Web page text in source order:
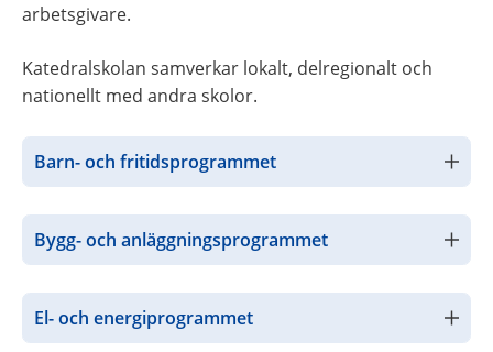
arbetsgivare.
Katedralskolan samverkar lokalt, delregionalt och
nationellt med andra skolor.
Barn- och fritidsprogrammet
Bygg- och anläggningsprogrammet
El- och energiprogrammet